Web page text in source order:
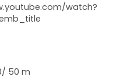
watch?
50 m